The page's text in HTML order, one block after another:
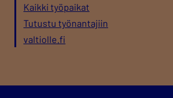
Kaikki työpaikat
Tutustu työnantajiin
valtiolle.fi